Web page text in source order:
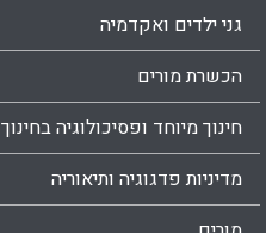
גני ילדים ואקדמיה
הכשרת מורים
חינוך מיוחד ופסיכולוגיה בחינוך
מדיניות פדגוגיה ותיאוריה